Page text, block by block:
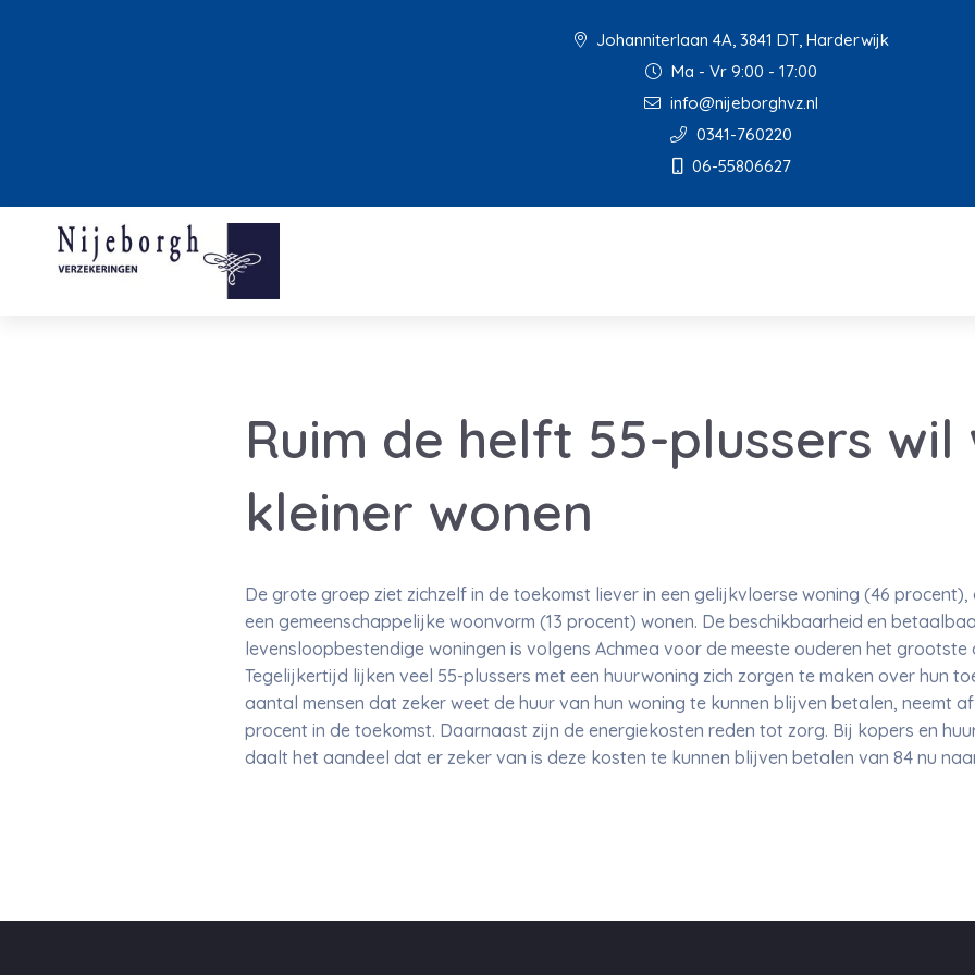
Johanniterlaan 4A, 3841 DT, Harderwijk
Ma - Vr 9:00 - 17:00
info@nijeborghvz.nl
0341-760220
06-55806627
Ruim de helft 55-plussers wil
kleiner wonen
De grote groep ziet zichzelf in de toekomst liever in een gelijkvloerse woning (46
een gemeenschappelijke woonvorm (13 procent) wonen. De beschikbaarheid en
levensloopbestendige woningen is volgens Achmea voor de meeste ouderen het grootste
Tegelijkertijd lijken veel 55-plussers met een huurwoning zich zorgen te maken over hun
aantal mensen dat zeker weet de huur van hun woning te kunnen blijven betalen, neemt
procent in de toekomst. Daarnaast zijn de energiekosten reden tot zorg. Bij kopers en
daalt het aandeel dat er zeker van is deze kosten te kunnen blijven betalen van 84 nu